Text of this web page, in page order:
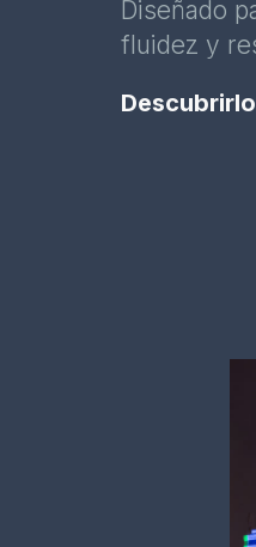
Diseñado
fluidez y